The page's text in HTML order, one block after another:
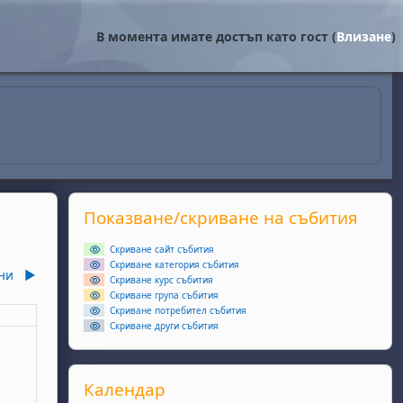
В момента имате достъп като гост (Влизане)
▶︎
2 майнеделя, 3 май
Supplementary blocks
Прескочи Показване/скриване на събития
Показване/скриване на събития
Скриване сайт събития
Скриване категория събития
Скриване курс събития
Скриване група събития
Скриване потребител събития
Скриване други събития
Прескочи Календар
Календар